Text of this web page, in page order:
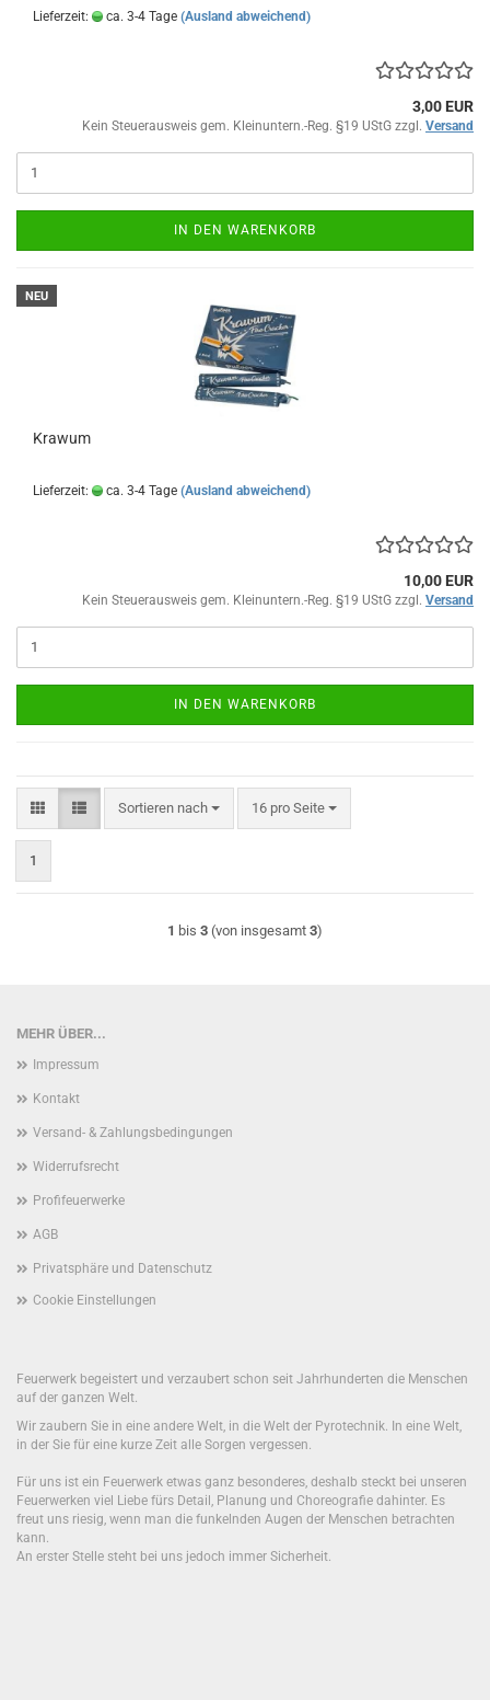
Lieferzeit: ca. 3-4 Tage (Ausland abweichend)
3,00 EUR
Kein Steuerausweis gem. Kleinuntern.-Reg. §19 UStG zzgl. Versand
IN DEN WARENKORB
NEU
Krawum
Lieferzeit: ca. 3-4 Tage (Ausland abweichend)
10,00 EUR
Kein Steuerausweis gem. Kleinuntern.-Reg. §19 UStG zzgl. Versand
IN DEN WARENKORB
Sortieren nach
Sortieren nach 16 pro Seite
pro Seite
1
1 bis 3 (von insgesamt 3)
MEHR ÜBER...
Impressum
Kontakt
Versand- & Zahlungsbedingungen
Widerrufsrecht
Profifeuerwerke
AGB
Privatsphäre und Datenschutz
Cookie Einstellungen
Feuerwerk begeistert und verzaubert schon seit Jahrhunderten die Menschen
auf der ganzen Welt.
Wir zaubern Sie in eine andere Welt, in die Welt der Pyrotechnik. In eine Welt,
in der Sie für eine kurze Zeit alle Sorgen vergessen.
Für uns ist ein Feuerwerk etwas ganz besonderes, deshalb steckt bei unseren
Feuerwerken viel Liebe fürs Detail, Planung und Choreografie dahinter. Es
freut uns riesig, wenn man die funkelnden Augen der Menschen betrachten
kann.
An erster Stelle steht bei uns jedoch immer Sicherheit.